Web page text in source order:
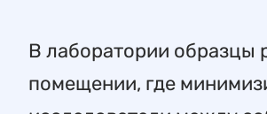
В лаборатории образцы
помещении, где